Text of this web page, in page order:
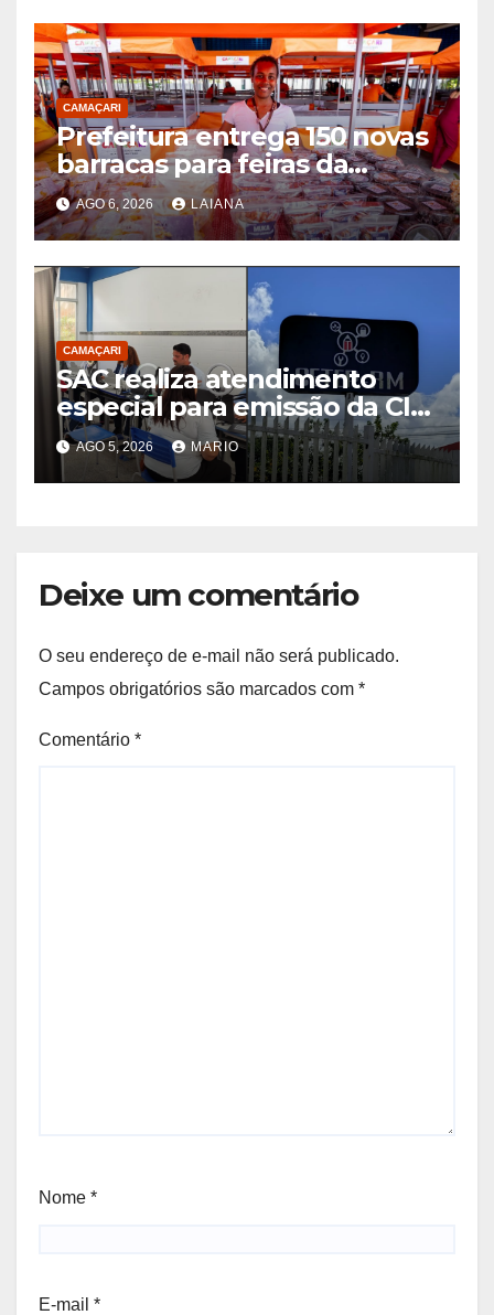
CAMAÇARI
Prefeitura entrega 150 novas
barracas para feiras da
agricultura familiar
AGO 6, 2026 LAIANA
CAMAÇARI
SAC realiza atendimento
especial para emissão da CIN
em Camaçari até sábado (8)
AGO 5, 2026 MARIO
Deixe um comentário
O seu endereço de e-mail não será publicado.
Campos obrigatórios são marcados com *
Comentário *
Nome *
E-mail *